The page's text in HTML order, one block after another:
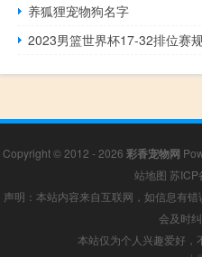
养狐狸宠物狗名字
2023男篮世界杯17-32排位赛
Copyright © 2012 - 2026 彩香宠物网
站地图 苏ICP
声明：本站内容来自互联网，如信息有
会及时
本站仅为个人兴趣爱好，